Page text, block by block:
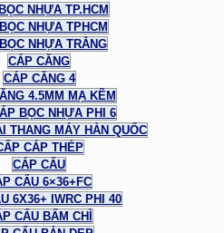
NHỰA TP.HCM
NHỰA TPHCM
NHỰA TRẮNG
CÁP CĂNG
CÁP CĂNG 4
4.5MM MẠ KẼM
BỌC NHỰA PHI 6
THANG MÁY HÀN QUỐC
CÁP THÉP
CÁP CẨU
CẨU 6×36+FC
6X36+ IWRC PHI 40
CẨU BẤM CHÌ